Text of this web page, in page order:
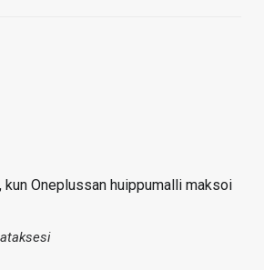
kun Oneplussan huippumalli maksoi